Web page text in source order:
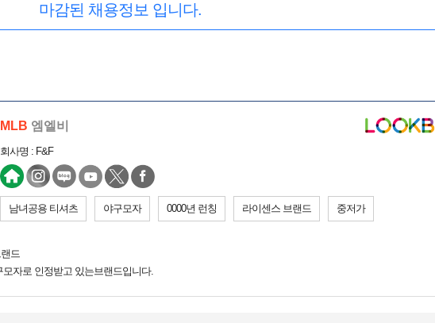
마감된 채용정보 입니다.
MLB 엠엘비
회사명 : F&F
남녀공용 티셔츠 야구모자 0000년 런칭 라이센스 브랜드 중저가
드
자로 인정받고 있는브랜드입니다.